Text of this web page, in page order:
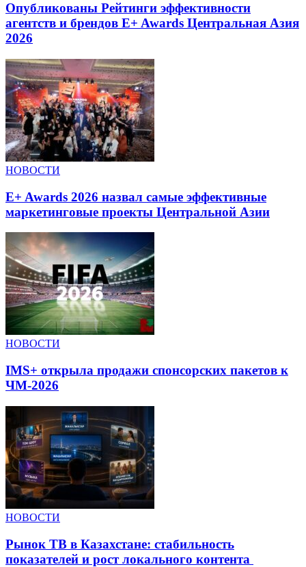
Опубликованы Рейтинги эффективности
агентств и брендов E+ Awards Центральная Азия
2026
НОВОСТИ
E+ Awards 2026 назвал самые эффективные
маркетинговые проекты Центральной Азии
НОВОСТИ
IMS+ открыла продажи спонсорских пакетов к
ЧМ-2026
НОВОСТИ
Рынок ТВ в Казахстане: стабильность
показателей и рост локального контента